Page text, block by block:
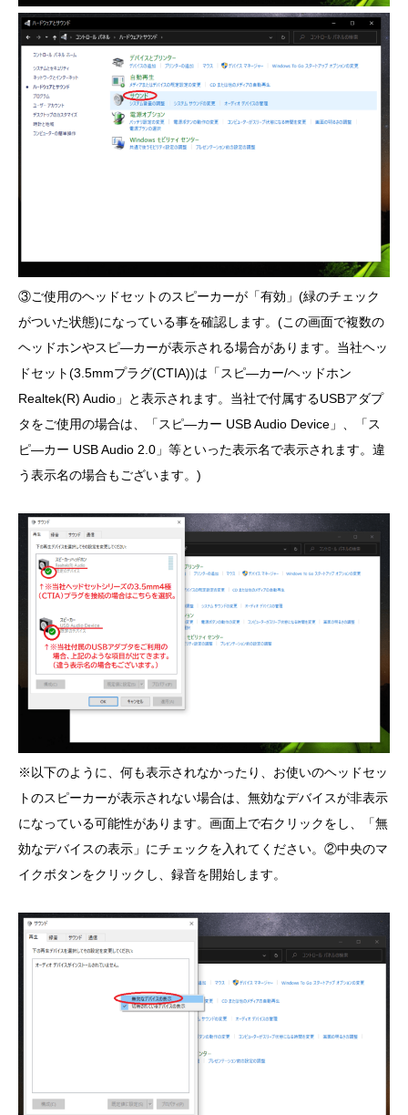
③ご使用のヘッドセットのスピーカーが「有効」(緑のチェック
がついた状態)になっている事を確認します。(この画面で複数の
ヘッドホンやスピ―カーが表示される場合があります。当社ヘッ
ドセット(3.5mmプラグ(CTIA))は「スピ―カー/ヘッドホン
Realtek(R) Audio」と表示されます。当社で付属するUSBアダプ
タをご使用の場合は、「スピ―カー USB Audio Device」、「ス
ピ―カー USB Audio 2.0」等といった表示名で表示されます。違
う表示名の場合もございます。)
※以下のように、何も表示されなかったり、お使いのヘッドセッ
トのスピーカーが表示されない場合は、無効なデバイスが非表示
になっている可能性があります。画面上で右クリックをし、「無
効なデバイスの表示」にチェックを入れてください。②中央のマ
イクボタンをクリックし、録音を開始します。